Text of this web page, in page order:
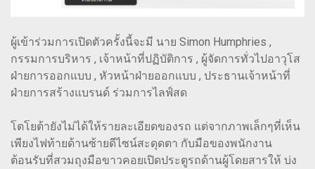
ผู้เข้าร่วมการเปิดตัวครั้งนี้จะมี นาย Simon Humphries ,
กรรมการบริหาร , เจ้าหน้าที่ปฏิบัติการ , ผู้จัดการทั่วไปอาวุโส
ฝ่ายการออกแบบ , หัวหน้าฝ่ายออกแบบ , ประธานเจ้าหน้าที่
ฝ่ายการสร้างแบรนด์ ร่วมการไลฟ์สด
โตโยต้ายังไม่ได้ให้รายละเอียดของรถ แต่จากภาพเล็กๆที่เห็น
เพียงไฟท้ายด้านซ้ายดีไซน์สะดุดตา กับมือของพนักงาน
ต้อนรับที่สวมถุงมือขาวคอยเปิดประตูรถด้านผู้โดยสารให้ บ่ง